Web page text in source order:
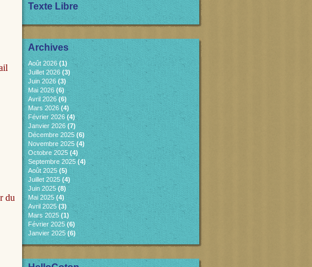
du
Texte Libre
Archives
Août 2026(1)
Juillet 2026 (3)
Juin 2026 (3)
Mai 2026 (6)
Avril 2026 (6)
Mars 2026 (4)
Février 2026(4)
Janvier 2026 (7)
Décembre 2025 (6)
Novembre 2025 (4)
Octobre 2025 (4)
Septembre 2025(4)
Août 2025 (5)
Juillet 2025 (4)
Juin 2025(8)
Mai 2025 (4)
Avril 2025 (3)
Mars 2025 (1)
Février 2025 (6)
Janvier 2025 (6)